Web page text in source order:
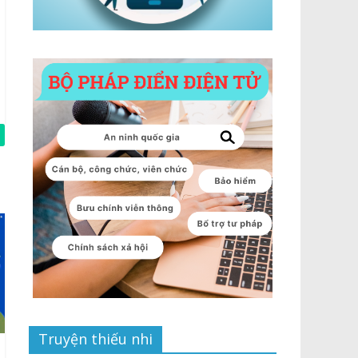
Truyện thiếu nhi